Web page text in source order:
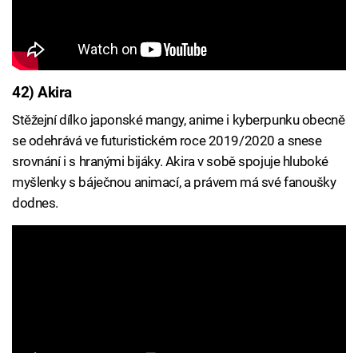
42) Akira
Stěžejní dílko japonské mangy, anime i kyberpunku obecně
se odehrává ve futuristickém roce 2019/2020 a snese
srovnání i s hranými bijáky. Akira v sobě spojuje hluboké
myšlenky s báječnou animací, a právem má své fanoušky
dodnes.